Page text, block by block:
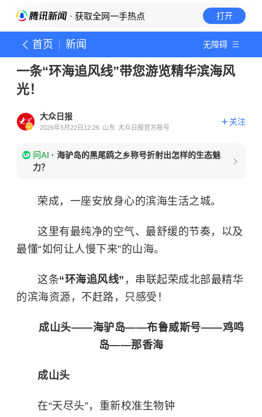
· 获取全网一手热点 打开
首页 新闻 无障碍
一条“环海追风线”带您游览精华滨海风
光！
大众日报
2026年5月22日12:26 山东 大众日报官方账号
关注
问AI · 海驴岛的黑尾鸥之乡称号折射出怎样的生态魅
力？
荣成，一座安放身心的滨海生活之城。
这里有最纯净的空气、最舒缓的节奏，以及
最懂“如何让人慢下来”的山海。
这条“环海追风线” ， 串联起荣成北部最精华
的滨海资源， 不赶路，只感受！
成山头——海驴岛——布鲁威斯号——鸡鸣
岛——那香海
成山头
在“天尽头”，重新校准生物钟